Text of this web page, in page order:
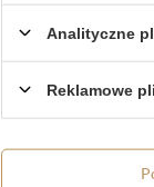
Analityczne
Reklamowe